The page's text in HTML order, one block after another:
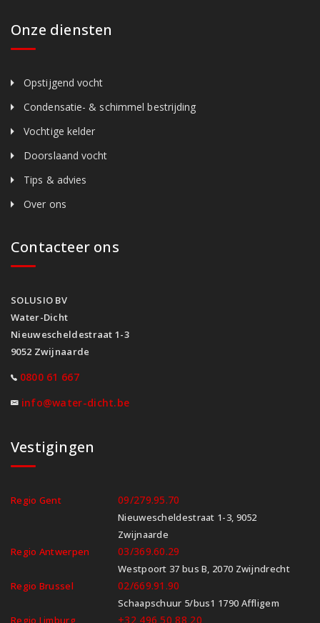
Onze diensten
Opstijgend vocht
Condensatie- & schimmel bestrijding
Vochtige kelder
Doorslaand vocht
Tips & advies
Over ons
Contacteer ons
SOLUSIO BV
Water-Dicht
Nieuwescheldestraat 1-3
9052 Zwijnaarde
0800 61 667
info@water-dicht.be
Vestigingen
Regio Gent 09/279.95.70
Nieuwescheldestraat 1-3, 9052
Zwijnaarde
Regio Antwerpen
03/369.60.29
Westpoort 37 bus B, 2070 Zwijndrecht
Regio Brussel
02/669.91.90
Schaapschuur 5/bus1 1790 Affligem
Regio Limburg
+32 496 50 88 20